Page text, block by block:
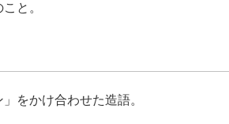
と。
をかけ合わせた造語。